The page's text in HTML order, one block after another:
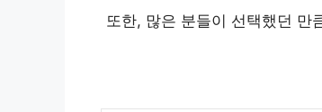
또한, 많은 분들이 선택했던 만